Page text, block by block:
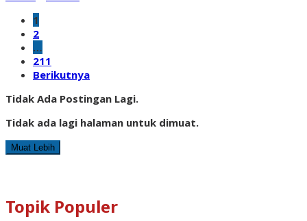
1
2
…
211
Berikutnya
Tidak Ada Postingan Lagi.
Tidak ada lagi halaman untuk dimuat.
Muat Lebih
Topik Populer